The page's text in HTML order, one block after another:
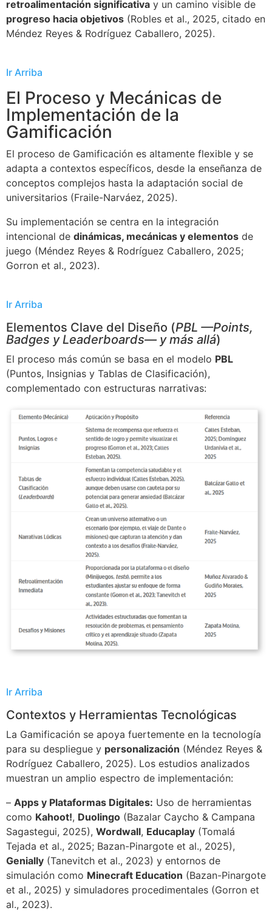
retroalimentación significativa y un camino visible de
progreso hacia objetivos (Robles et al., 2025, citado en
Méndez Reyes & Rodríguez Caballero, 2025).
Ir Arriba
El Proceso y Mecánicas de
Implementación de la
Gamificación
El proceso de Gamificación es altamente flexible y se
adapta a contextos específicos, desde la enseñanza de
conceptos complejos hasta la adaptación social de
universitarios (Fraile-Narváez, 2025).
Su implementación se centra en la integración
intencional de dinámicas, mecánicas y elementos de
juego (Méndez Reyes & Rodríguez Caballero, 2025;
Gorron et al., 2023).
Ir Arriba
Elementos Clave del Diseño (PBL —Points,
Badges y Leaderboards— y más allá)
El proceso más común se basa en el modelo PBL
(Puntos, Insignias y Tablas de Clasificación),
complementado con estructuras narrativas:
Ir Arriba
Contextos y Herramientas Tecnológicas
La Gamificación se apoya fuertemente en la tecnología
para su despliegue y personalización (Méndez Reyes &
Rodríguez Caballero, 2025). Los estudios analizados
muestran un amplio espectro de implementación:
– Apps y Plataformas Digitales: Uso de herramientas
como Kahoot!, Duolingo (Bazalar Caycho & Campana
Sagastegui, 2025), Wordwall, Educaplay (Tomalá
Tejada et al., 2025; Bazan-Pinargote et al., 2025),
Genially (Tanevitch et al., 2023) y entornos de
simulación como Minecraft Education (Bazan-Pinargote
et al., 2025) y simuladores procedimentales (Gorron et
al., 2023).